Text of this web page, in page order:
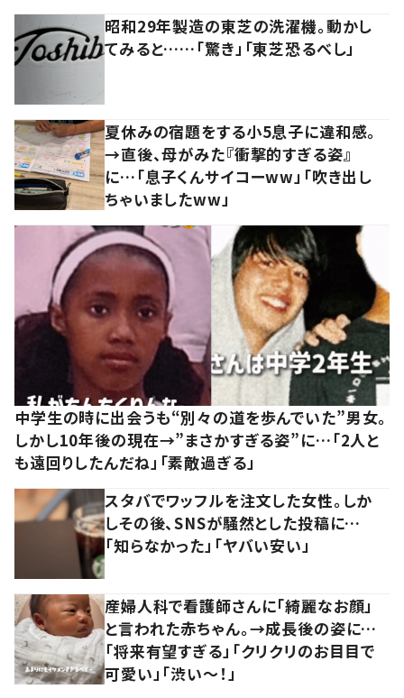
昭和29年製造の東芝の洗濯機。動かし
てみると……「驚き」「東芝恐るべし」
夏休みの宿題をする小5息子に違和感。
→直後、母がみた『衝撃的すぎる姿』
に…「息子くんサイコーww」「吹き出し
ちゃいましたww」
中学生の時に出会うも“別々の道を歩んでいた”男女。
しかし10年後の現在→”まさかすぎる姿”に…「2人と
も遠回りしたんだね」「素敵過ぎる」
スタバでワッフルを注文した女性。しか
しその後、SNSが騒然とした投稿に…
「知らなかった」「ヤバい安い」
産婦人科で看護師さんに「綺麗なお顔」
と言われた赤ちゃん。→成長後の姿に…
「将来有望すぎる」「クリクリのお目目で
可愛い」「渋い～！」